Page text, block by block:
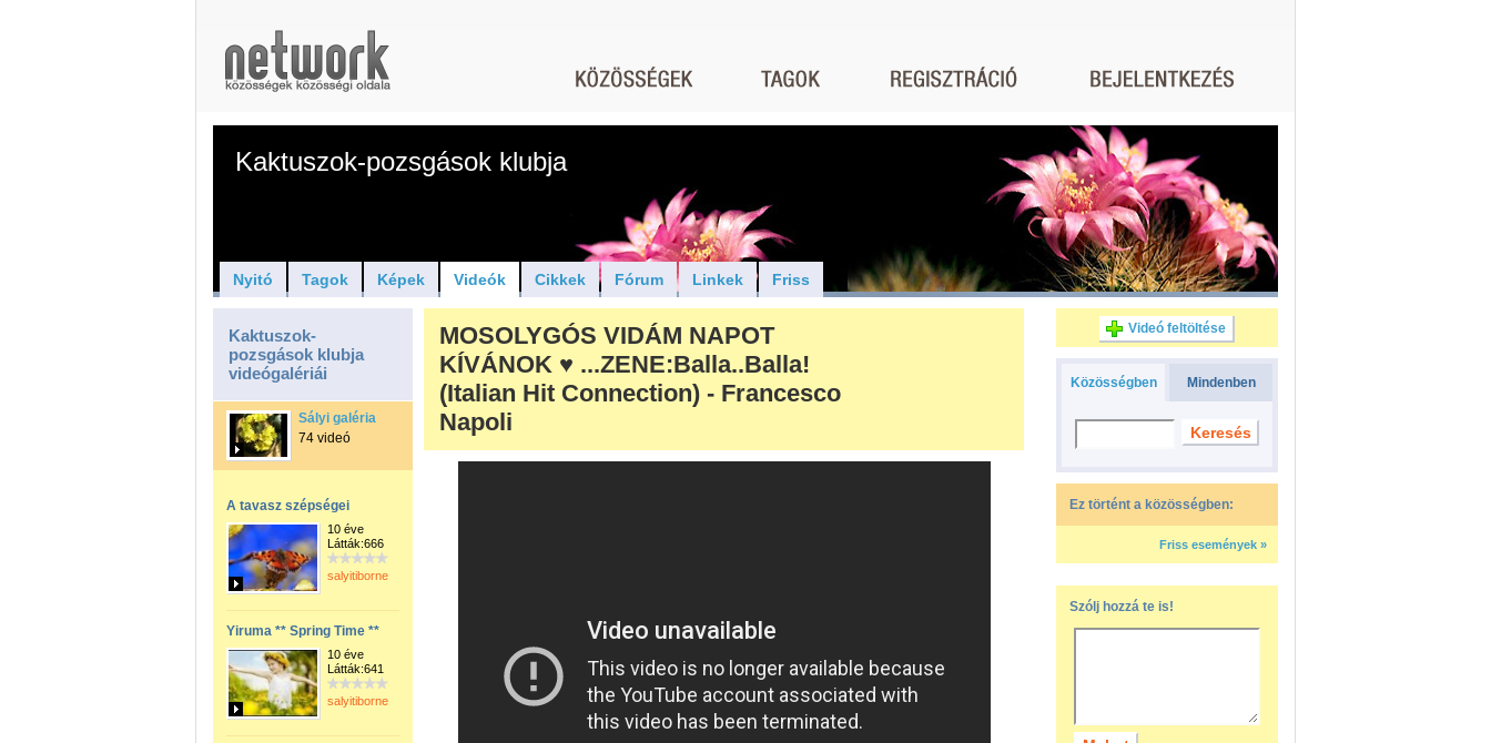
Kaktuszok-pozsgások klubja
Nyitó Tagok Képek Videók Cikkek Fórum Linkek Friss
Kaktuszok-
pozsgások klubja
videógalériái
Sályi galéria
74 videó
A tavasz szépségei
10 éve
Látták:666
salyitiborne
Yiruma ** Spring Time **
10 éve
Látták:641
salyitiborne
MOSOLYGÓS VIDÁM NAPOT
KÍVÁNOK ♥ ...ZENE:Balla..Balla!
(Italian Hit Connection) - Francesco
Napoli
Videó feltöltése
Közösségben Mindenben
Ez történt a közösségben:
Friss események »
Szólj hozzá te is!